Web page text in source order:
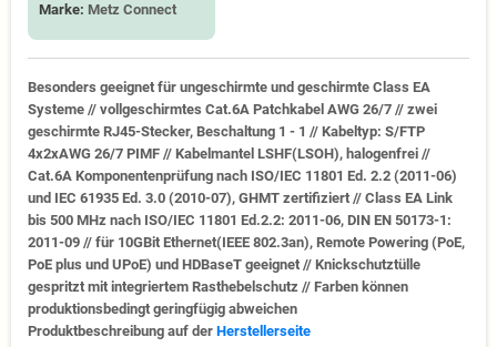
Marke: Metz Connect
Besonders geeignet für ungeschirmte und geschirmte Class EA
Systeme // vollgeschirmtes Cat.6A Patchkabel AWG 26/7 // zwei
geschirmte RJ45-Stecker, Beschaltung 1 - 1 // Kabeltyp: S/FTP
4x2xAWG 26/7 PIMF // Kabelmantel LSHF(LSOH), halogenfrei //
Cat.6A Komponentenprüfung nach ISO/IEC 11801 Ed. 2.2 (2011-06)
und IEC 61935 Ed. 3.0 (2010-07), GHMT zertifiziert // Class EA Link
bis 500 MHz nach ISO/IEC 11801 Ed.2.2: 2011-06, DIN EN 50173-1:
2011-09 // für 10GBit Ethernet(IEEE 802.3an), Remote Powering (PoE,
PoE plus und UPoE) und HDBaseT geeignet // Knickschutztülle
gespritzt mit integriertem Rasthebelschutz // Farben können
produktionsbedingt geringfügig abweichen
Produktbeschreibung auf der Herstellerseite